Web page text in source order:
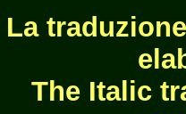
La
The Italic